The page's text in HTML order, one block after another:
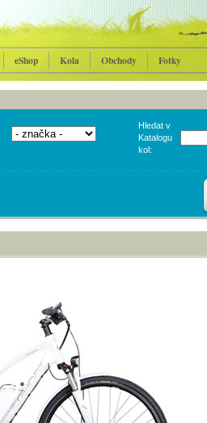
eShop Kola Obchody Fotky
Hledat v
Katalogu
kol: